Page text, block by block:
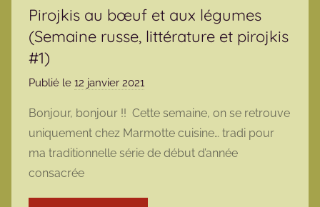
Pirojkis au bœuf et aux légumes
(Semaine russe, littérature et pirojkis
#1)
Publié le 12 janvier 2021
r
m
a
Bonjour, bonjour !! Cette semaine, on se retrouve
uniquement chez Marmotte cuisine… tradi pour
ma traditionnelle série de début d’année
consacrée